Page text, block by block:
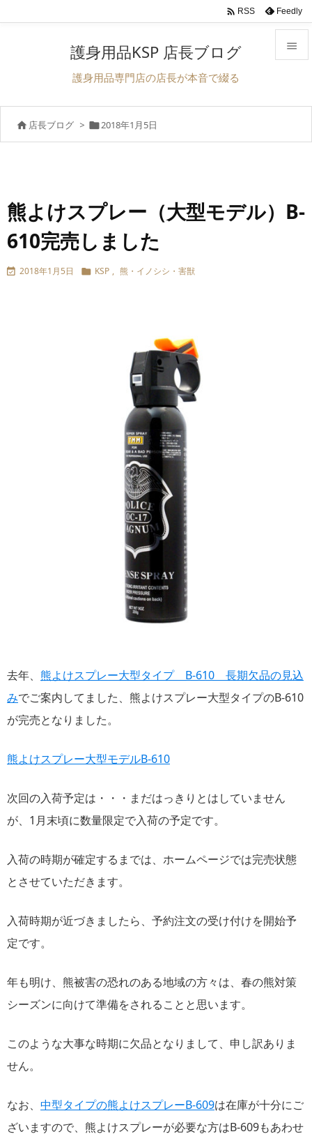



 RSS Feedly
護身用品KSP 店長ブログ
護身用品専門店の店長が本音で綴る
 店長ブログ > 2018年1月5日
熊よけスプレー（大型モデル）B-
610完売しました
 2018年1月5日  KSP , 熊・イノシシ・害獣
去年、 熊よけスプレー大型タイプ B-610 長期欠品の見込
みでご案内してました、熊よけスプレー大型タイプのB-610
が完売となりました。
熊よけスプレー大型モデルB-610
次回の入荷予定は・・・まだはっきりとはしていません
が、1月末頃に数量限定で入荷の予定です。
入荷の時期が確定するまでは、ホームページでは完売状態
とさせていただきます。
入荷時期が近づきましたら、予約注文の受け付けを開始予
定です。
年も明け、熊被害の恐れのある地域の方々は、春の熊対策
シーズンに向けて準備をされることと思います。
このような大事な時期に欠品となりまして、申し訳ありま
せん。
なお、 中型タイプの熊よけスプレーB-609は在庫が十分にご
ざいますので、熊よけスプレーが必要な方はB-609もあわせ